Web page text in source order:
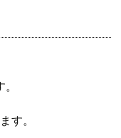
す。